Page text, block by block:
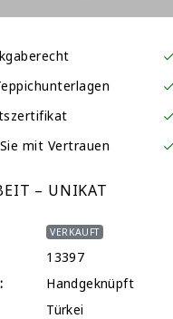
mit Vertrauen
– UNIKAT
VERKAUFT
13397
Handgeknüpft
Türkei